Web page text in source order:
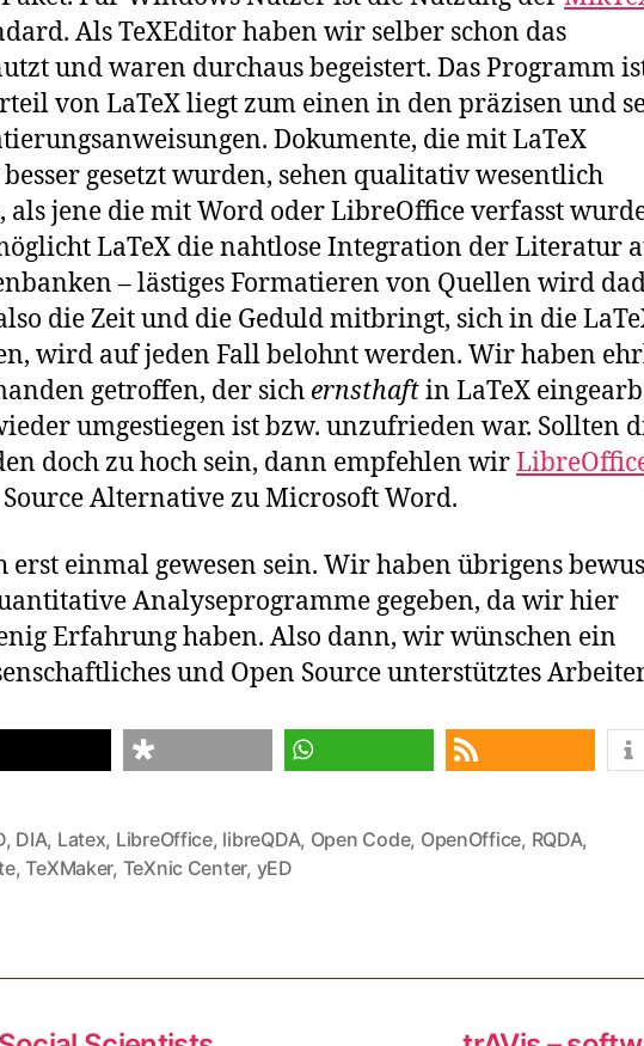
Als TeXEditor haben wir selber schon das
und waren durchaus begeistert. Das Programm
von LaTeX liegt zum einen in den präzisen und
Dokumente, die mit LaTeX
gesetzt wurden, sehen qualitativ wesentlich
als jene die mit Word oder LibreOffice verfasst
LaTeX die nahtlose Integration der Literatur
– lästiges Formatieren von Quellen wird
die Zeit und die Geduld mitbringt, sich in die
wird auf jeden Fall belohnt werden. Wir haben
getroffen, der sich ernsthaftin LaTeX
umgestiegen ist bzw. unzufrieden war. Sollten
doch zu hoch sein, dann empfehlen wir
Alternative zu Microsoft Word.
erst einmal gewesen sein. Wir haben übrigens
Analyseprogramme gegeben, da wir hier
Erfahrung haben. Also dann, wir wünschen ein
und Open Source unterstütztes
, DIA, Latex, LibreOffice, libreQDA, Open Code, OpenOffice, RQDA,
,TeXMaker, TeXnic Center, yED